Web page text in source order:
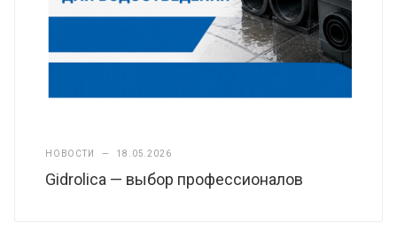
НОВОСТИ — 18.05.2026
Gidrolica — выбор профессионалов